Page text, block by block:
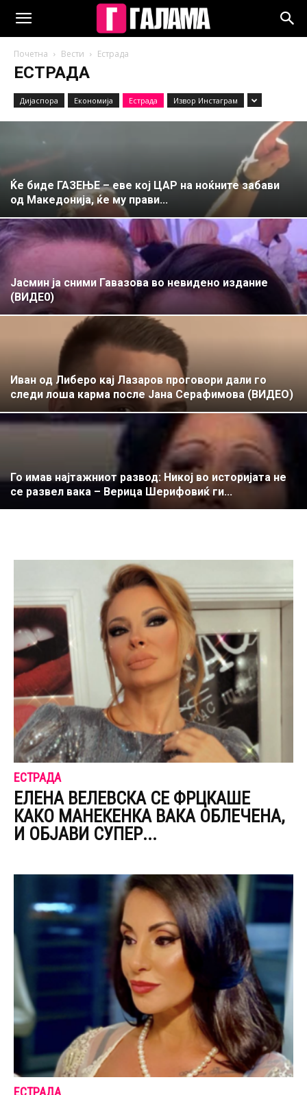
Почетна Вести Естрада
ЕСТРАДА
Дијаспора Економија Естрада Извор Инстаграм
Ќе биде ГАЗЕЊЕ – еве кој ЦАР на ноќните забави
од Македонија, ќе му прави...
Јасмин ја сними Гавазова во невидено издание
(ВИДЕ0)
Иван од Либеро кај Лазаров проговори дали го
следи лоша карма после Јана Серафимова (ВИДЕО)
Го имав најтажниот развод: Никој во историјата не
се развел вака – Верица Шерифовиќ ги...
ЕСТРАДА
ЕЛЕНА ВЕЛЕВСКА СЕ ФРЦКАШЕ
КАКО МАНЕКЕНКА ВАКА ОБЛЕЧЕНА,
И ОБЈАВИ СУПЕР...
ЕСТРАДА